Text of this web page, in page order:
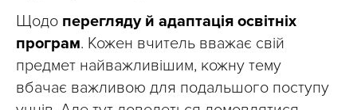
Щодо перегляду й адаптація освітніх
програм. Кожен вчитель вважає свій
предмет найважливішим, кожну тему
вбачає важливою для подальшого поступу